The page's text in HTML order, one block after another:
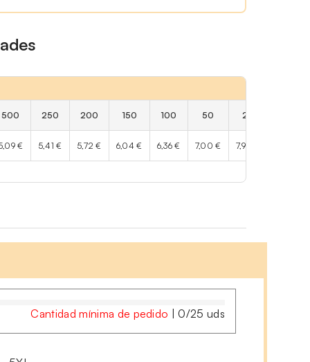
500 250 200 150 100 50 25
€ 5,41 € 5,72 € 6,04 € 6,36 € 7,00 € 7,95 €
Cantidad mínima de pedido |0/25 uds